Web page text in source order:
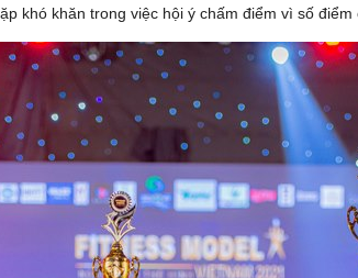
khó khăn trong việc hội ý chấm điểm vì số